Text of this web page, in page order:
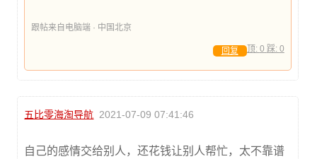
跟帖来自电脑端 · 中国北京
顶: 0 踩: 0
回复
五比零海淘导航 2021-07-09 07:41:46
自己的感情交给别人，还花钱让别人帮忙，太不靠谱